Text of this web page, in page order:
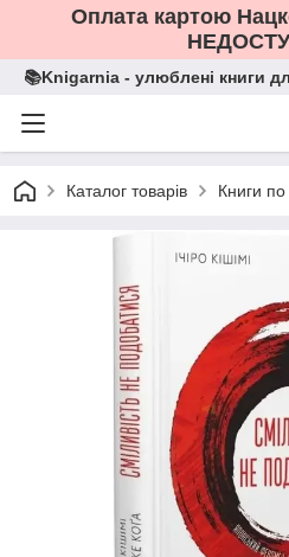
Оплата картою
📚Knigarnia - улюблені книги
Каталог товарів Книги по